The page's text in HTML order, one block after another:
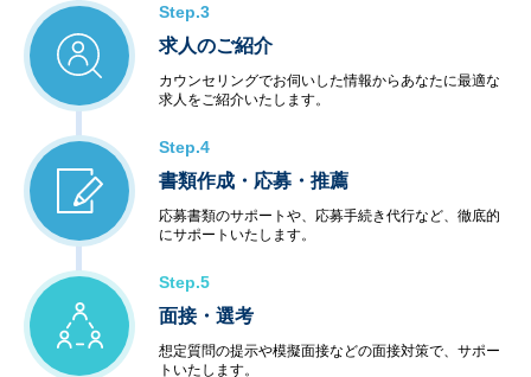
Step.3
求人のご紹介
カウンセリングでお伺いした情報からあなたに最適な
求人をご紹介いたします。
Step.4
書類作成・応募・推薦
応募書類のサポートや、応募手続き代行など、徹底的
にサポートいたします。
Step.5
面接・選考
想定質問の提示や模擬面接などの面接対策で、サポー
トいたします。